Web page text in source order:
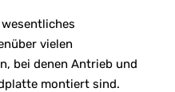
vielen
bei denen Antrieb und
montiert sind.